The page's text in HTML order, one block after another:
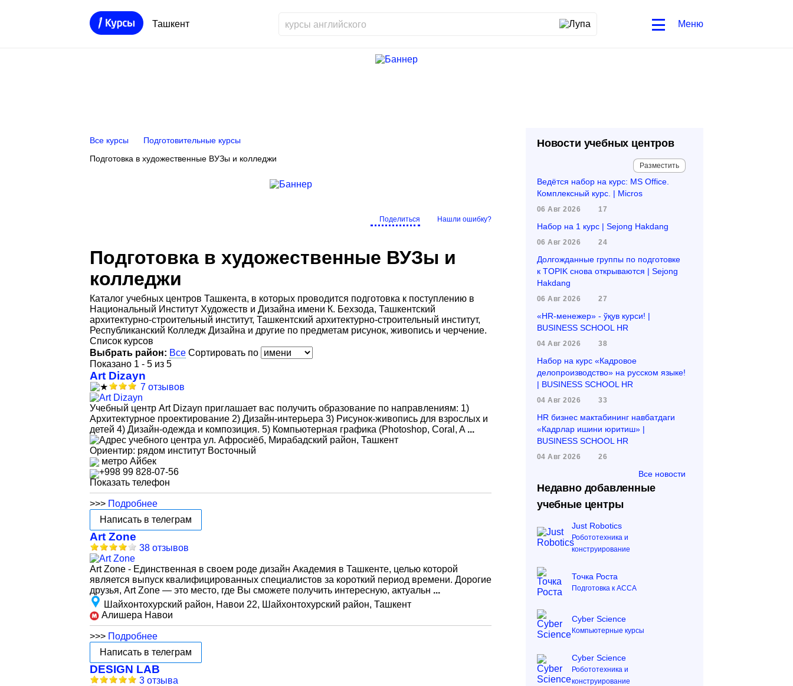
Ташкент Меню
Все курсы
Подготовительные курсы
Подготовка в художественные ВУЗы и колледжи
Поделиться Нашли ошибку?
Подготовка в художественные ВУЗы и
колледжи
Каталог учебных центров Ташкента, в которых проводится подготовка к поступлению в
Национальный Институт Художеств и Дизайна имени К. Бехзода, Ташкентский
архитектурно-строительный институт, Ташкентский архитектурно-строительный институт,
Республиканский Колледж Дизайна и другие по предметам рисунок, живопись и черчение.
Список курсов
Выбрать район: Все Сортировать по
Показано 1 - 5 из 5
Art Dizayn
7 отзывов
Учебный центр Art Dizayn приглашает вас получить образование по направлениям: 1)
Архитектурное проектирование 2) Дизайн-интерьера 3) Рисунок-живопись для взрослых и
детей 4) Дизайн-одежда и композиция. 5) Компьютерная графика (Photoshop, Coral, A ...
ул. Афросиёб, Мирабадский район, Ташкент
Ориентир: рядом институт Восточный
метро Айбек
+998 99 828-07-56
Показать телефон
>>> Подробнее
Написать в телеграм
Art Zone
38 отзывов
Art Zone - Единственная в своем роде дизайн Академия в Ташкенте, целью которой
является выпуск квалифицированных специалистов за короткий период времени. Дорогие
друзья, Art Zone — это место, где Вы сможете получить интересную, актуальн ...
Шайхонтохурский район, Навои 22, Шайхонтохурский район, Ташкент
Алишера Навои
>>> Подробнее
Написать в телеграм
DESIGN LAB
3 отзыва
Новости учебных центров
Разместить
Ведётся набор на курс: MS Office.
Комплексный курс. | Micros
06 Авг 2026 17
Набор на 1 курс | Sejong Hakdang
06 Авг 2026 24
Долгожданные группы по подготовке
к TOPIK снова открываются | Sejong
Hakdang
06 Авг 2026 27
«HR-менежер» - ўқув курси! |
BUSINESS SCHOOL HR
04 Авг 2026 38
Набор на курс «Кадровое
делопроизводство» на русском языке!
| BUSINESS SCHOOL HR
04 Авг 2026 33
HR бизнес мактабининг навбатдаги
«Кадрлар ишини юритиш» |
BUSINESS SCHOOL HR
04 Авг 2026 26
Все новости
Недавно добавленные
учебные центры
Just Robotics
Робототехника и
конструирование
Точка Роста
Подготовка к ACCA
Cyber Science
Компьютерные курсы
Cyber Science
Робототехника и
конструирование